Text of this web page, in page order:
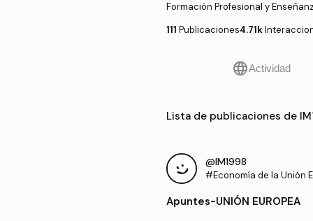
Formación Profesional y
111 Publicaciones4.71k
languageActividad
Lista de publicaciones de
@IM1998
#Economía de la Unión
Apuntes-UNIÓN EUROPEA